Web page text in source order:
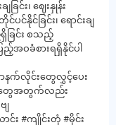
ြင်း၊ ဈေးနှုန်း
နိုင်ခြင်း၊ ရောင်းချ
ခြင်း စသည့်
အဝခံစားရရှိနိုင်ပါ
က်လိုင်းတွေလွှင့်ပေး
တွေအတွက်လည်း
ျ
င်း #ကျိုင်းတုံ #မိုင်း